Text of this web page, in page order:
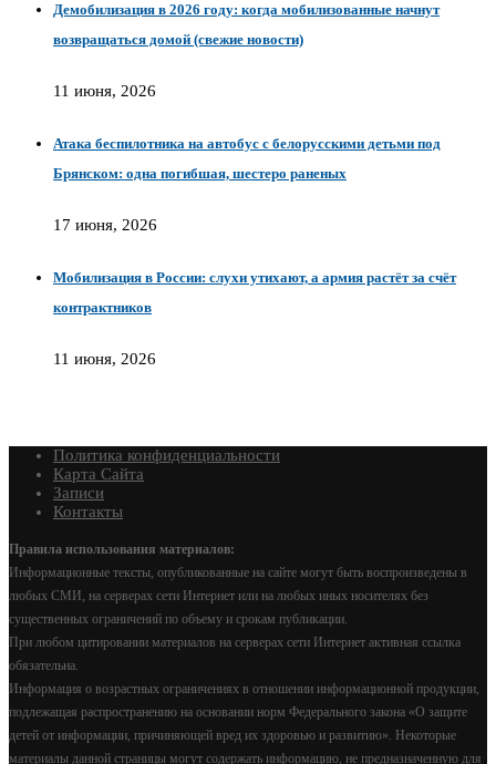
Демобилизация в 2026 году: когда мобилизованные начнут
возвращаться домой (свежие новости)
11 июня, 2026
Атака беспилотника на автобус с белорусскими детьми под
Брянском: одна погибшая, шестеро раненых
17 июня, 2026
Мобилизация в России: слухи утихают, а армия растёт за счёт
контрактников
11 июня, 2026
Политика конфиденциальности
Карта Сайта
Записи
Контакты
Правила использования материалов:
Информационные тексты, опубликованные на сайте могут быть воспроизведены в
любых СМИ, на серверах сети Интернет или на любых иных носителях без
существенных ограничений по объему и срокам публикации.
При любом цитировании материалов на серверах сети Интернет активная ссылка
обязательна.
Информация о возрастных ограничениях в отношении информационной продукции,
подлежащая распространению на основании норм Федерального закона «О защите
детей от информации, причиняющей вред их здоровью и развитию». Некоторые
материалы данной страницы могут содержать информацию, не предназначенную для